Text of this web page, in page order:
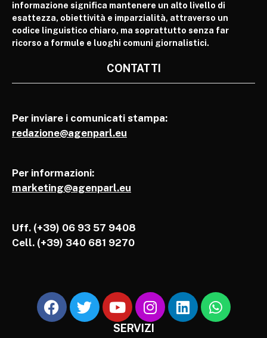
informazione significa mantenere un alto livello di
esattezza, obiettività e imparzialità, attraverso un
codice linguistico chiaro, ma soprattutto senza far
ricorso a formule e luoghi comuni giornalistici.
CONTATTI
Per inviare i comunicati stampa:
redazione@agenparl.eu
Per informazioni:
marketing@agenparl.eu
Uff. (+39) 06 93 57 9408
Cell. (+39) 340 681 9270
SERVIZI